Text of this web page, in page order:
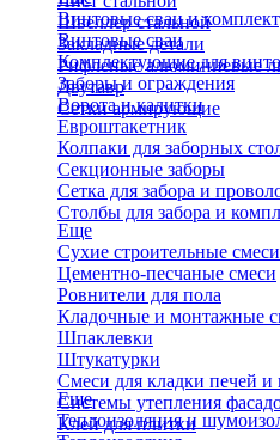
Швеллер стальной
Закладные детали
Рифленые алюминиевые
Двутавр
Сетки армирующие
Винтовые сваи и
Винтовые сваи
Комплектующие для
Заборы и ограждения
Ворота и калитки
Евроштакетник
Колпаки для заборных
Секционные заборы
Сетка для забора и
Столбы для забора и
Еще
Сухие строительные
Цементно-песчаные смеси
Ровнители для пола
Кладочные и монтажные
Шпаклевки
Штукатурки
Смеси для кладки печей и
Системы утепления
Клей для плитки
Еще
Теплоизоляция и